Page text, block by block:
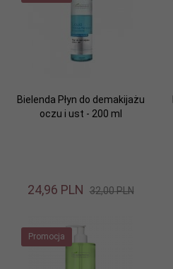
Bielenda Płyn do demakijażu
oczu i ust - 200 ml
24,96 PLN 32,00 PLN
Promocja